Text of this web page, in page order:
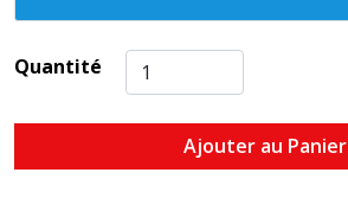
Quantité
Ajouter au Panier